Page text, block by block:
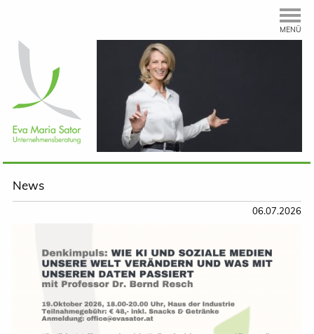
MENÜ
News
06.07.2026